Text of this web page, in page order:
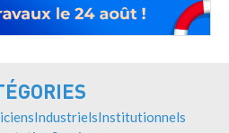
IndustrielsInstitutionnels